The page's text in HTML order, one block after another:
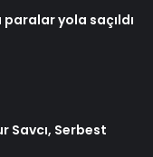
yola saçıldı
Savcı, Serbest